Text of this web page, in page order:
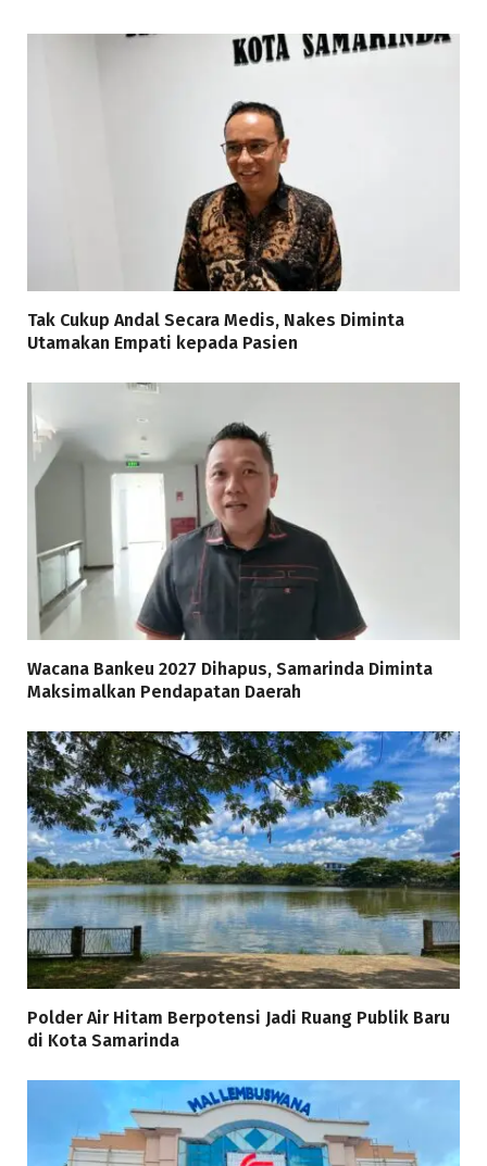
Tak Cukup Andal Secara Medis, Nakes Diminta
Utamakan Empati kepada Pasien
Wacana Bankeu 2027 Dihapus, Samarinda Diminta
Maksimalkan Pendapatan Daerah
Polder Air Hitam Berpotensi Jadi Ruang Publik Baru
di Kota Samarinda